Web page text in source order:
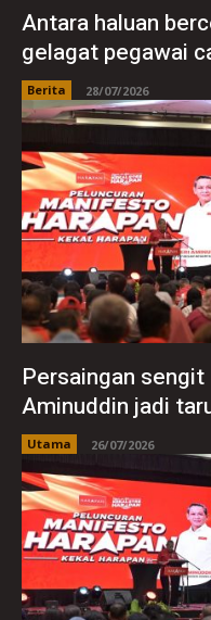
Antara haluan
gelagat pegawai
Berita 28/07/2026
Persaingan
Aminuddin jadi
Utama 26/07/2026